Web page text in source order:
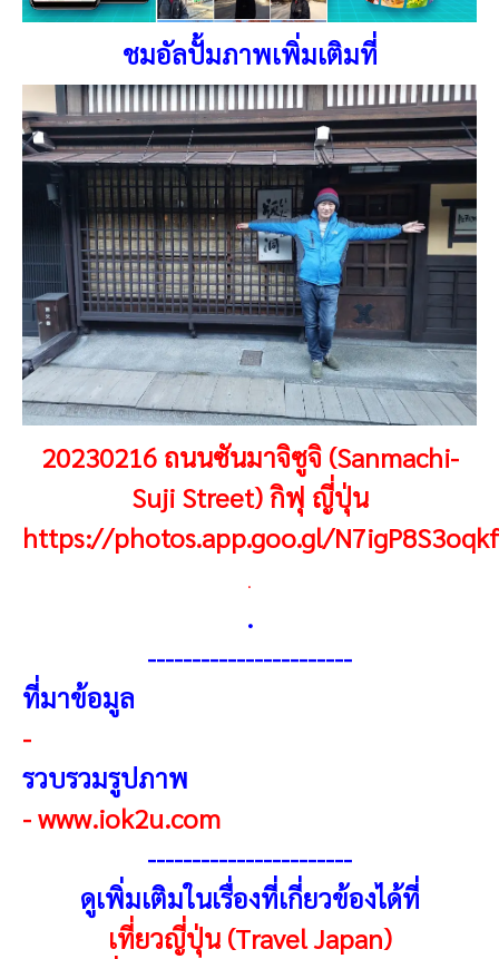
ชมอัลปั้มภาพเพิ่มเติมที่
20230216 ถนนซันมาจิซูจิ (Sanmachi-
Suji Street) กิฟุ ญี่ปุ่น
https://photos.app.goo.gl/
.
.
-----------------------
ที่มาข้อมูล
-
รวบรวมรูปภาพ
-www.iok2u.com
-----------------------
ดูเพิ่มเติมในเรื่องที่เกี่ยวข้องได้ที่
เที่ยวญี่ปุ่น (Travel Japan)